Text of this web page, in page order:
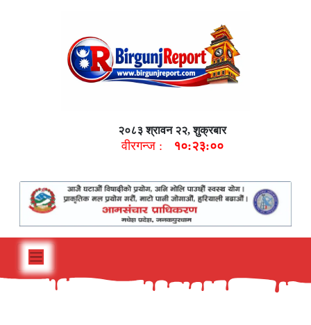
२०८३ श्रावन २२, शुक्रबार
वीरगन्ज : १०:२३:०१